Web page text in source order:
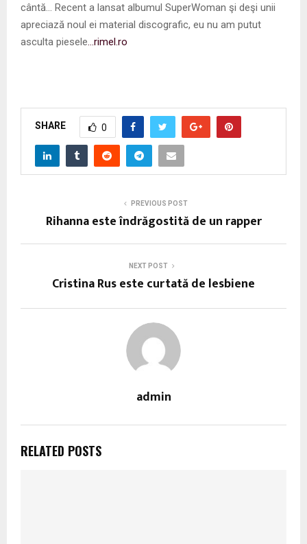
cântă… Recent a lansat albumul SuperWoman şi deşi unii
apreciază noul ei material discografic, eu nu am putut
asculta piesele …rimel.ro
SHARE 0
PREVIOUS POST
Rihanna este îndrăgostită de un rapper
NEXT POST
Cristina Rus este curtată de lesbiene
admin
RELATED POSTS